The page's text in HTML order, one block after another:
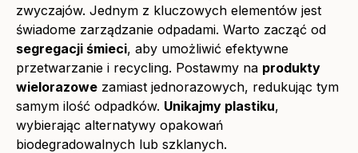
zwyczajów. Jednym z kluczowych elementów jest
świadome zarządzanie odpadami. Warto zacząć od
segregacji śmieci, aby umożliwić efektywne
przetwarzanie i recycling. Postawmy na produkty
wielorazowe zamiast jednorazowych, redukując tym
samym ilość odpadków. Unikajmy plastiku,
wybierając alternatywy opakowań
biodegradowalnych lub szklanych.